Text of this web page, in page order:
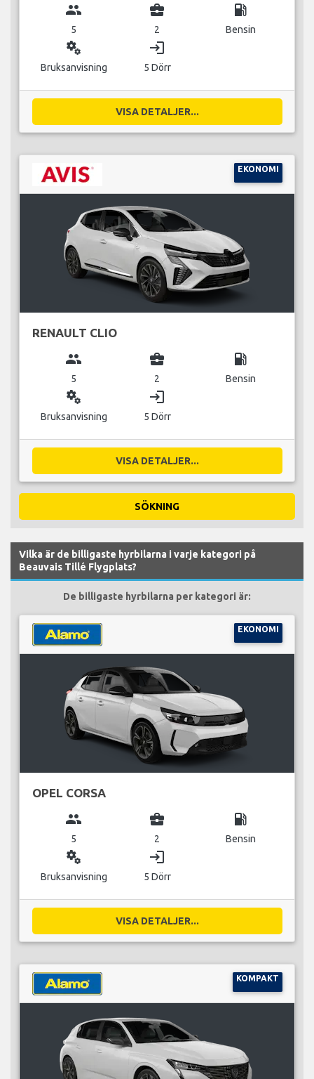
group
5
business_center
2
local_gas_station
Bensin
miscellaneous_services
Bruksanvisning
login
5 Dörr
VISA DETALJER...
EKONOMI
RENAULT CLIO
group
5
business_center
2
local_gas_station
Bensin
miscellaneous_services
Bruksanvisning
login
5 Dörr
VISA DETALJER...
SÖKNING
Vilka är de billigaste hyrbilarna i varje kategori på
Beauvais Tillé Flygplats?
De billigaste hyrbilarna per kategori är:
EKONOMI
OPEL CORSA
group
5
business_center
2
local_gas_station
Bensin
miscellaneous_services
Bruksanvisning
login
5 Dörr
VISA DETALJER...
KOMPAKT